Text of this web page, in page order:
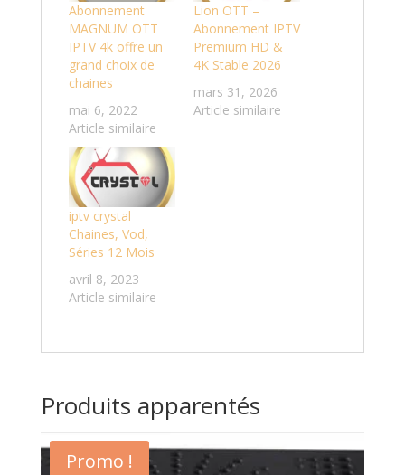
Abonnement
MAGNUM OTT
IPTV 4k offre un
grand choix de
chaines
mai 6, 2022
Article similaire
Lion OTT –
Abonnement IPTV
Premium HD &
4K Stable 2026
mars 31, 2026
Article similaire
iptv crystal
Chaines, Vod,
Séries 12 Mois
avril 8, 2023
Article similaire
Produits apparentés
Promo !